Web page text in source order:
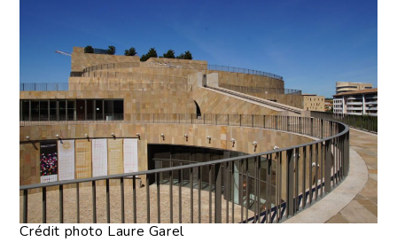
Crédit photo Laure Garel